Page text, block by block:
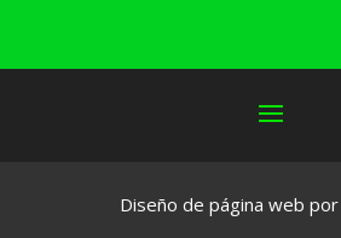
Diseño de página web por